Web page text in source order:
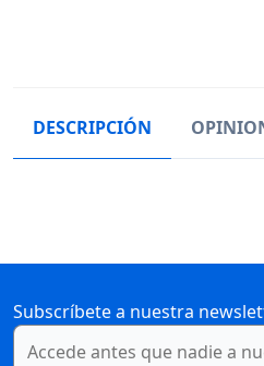
DESCRIPCIÓN
Subscríbete a nuestra